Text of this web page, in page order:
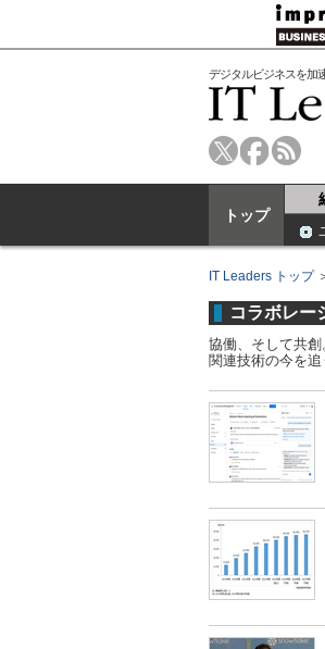
デジタルビジネスを加
トップ
IT Leaders トップ
コラボレー
協働、そして共
関連技術の今を追